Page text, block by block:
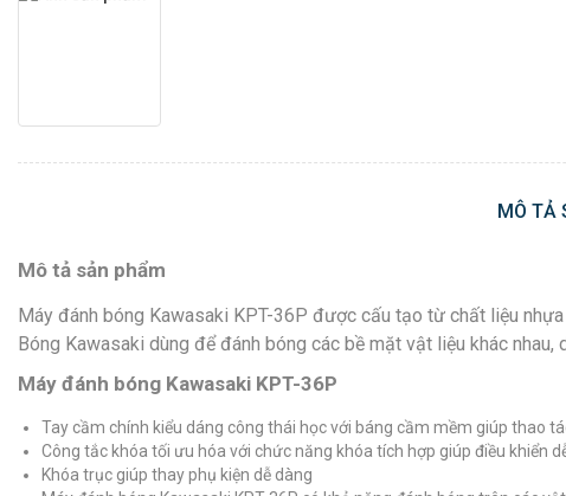
MÔ TẢ
Mô tả sản phẩm
Máy đánh bóng Kawasaki KPT-36P được cấu tạo từ chất liệu
Bóng Kawasaki dùng để đánh bóng các bề mặt vật liệu khác
Máy đánh bóng Kawasaki KPT-36P
Tay cầm chính kiểu dáng công thái học với báng cầm mềm giúp thao
Công tắc khóa tối ưu hóa với chức năng khóa tích hợp giúp điều khiển
Khóa trục giúp thay phụ kiện dễ dàng